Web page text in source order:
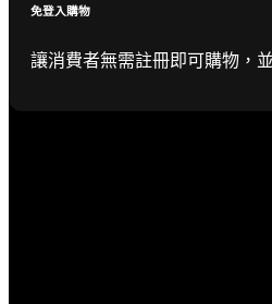
免登入購物
讓消費者無需註冊即可購物，